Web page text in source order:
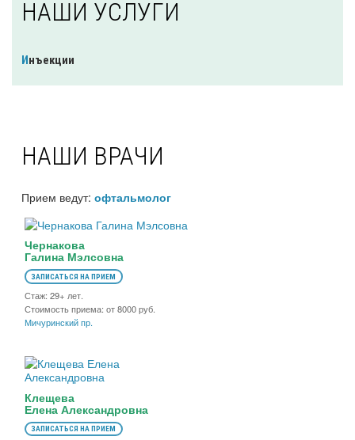
НАШИ УСЛУГИ
Инъекции
НАШИ ВРАЧИ
Прием ведут: офтальмолог
Чернакова
Галина Мэлсовна
ЗАПИСАТЬСЯ НА ПРИЕМ
Стаж: 29+ лет.
Стоимость приема: от 8000 руб.
Мичуринский пр.
Клещева
Елена Александровна
ЗАПИСАТЬСЯ НА ПРИЕМ